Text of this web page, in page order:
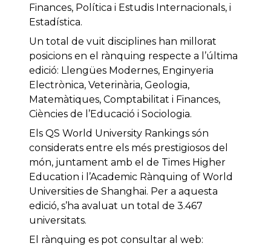
Finances, Política i Estudis Internacionals, i
Estadística.
Un total de vuit disciplines han millorat
posicions en el rànquing respecte a l’última
edició: Llengües Modernes, Enginyeria
Electrònica, Veterinària, Geologia,
Matemàtiques, Comptabilitat i Finances,
Ciències de l’Educació i Sociologia.
Els QS World University Rankings són
considerats entre els més prestigiosos del
món, juntament amb el de Times Higher
Education i l’Academic Rànquing of World
Universities de Shanghai. Per a aquesta
edició, s’ha avaluat un total de 3.467
universitats.
El rànquing es pot consultar al web: